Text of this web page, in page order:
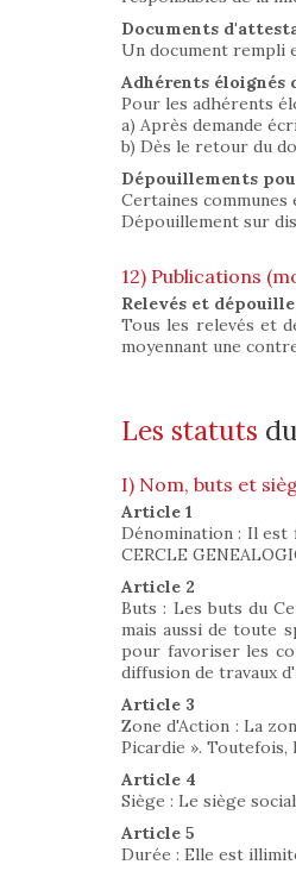
Documents
Un document rempli
Adhérents éloignés
Pour les adhérents
a) Après demande
b) Dès le retour du
Dépouillements
Certaines
Dépouillement sur
12) Publications
Relevés et
Tous les relevés et
moyennant une
Les statuts
I) Nom, buts et
Article 1
Dénomination : Il est
CERCLE
Article 2
Buts : Les buts du
mais aussi de toute
pour favoriser les
diffusion de travaux
Article 3
Zone d'Action : La
Picardie ».
Article 4
Siège : Le siège
Article 5
Durée : Elle est